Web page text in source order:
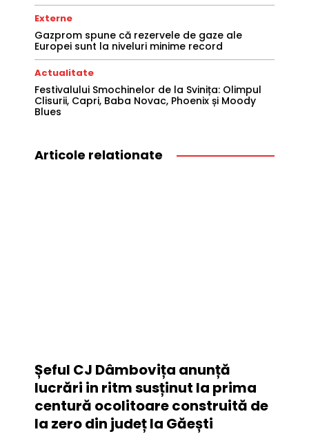
Externe
Gazprom spune că rezervele de gaze ale
Europei sunt la niveluri minime record
Actualitate
Festivalului Smochinelor de la Svinița: Olimpul
Clisurii, Capri, Baba Novac, Phoenix și Moody
Blues
Articole relationate
Șeful CJ Dâmbovița anunță
lucrări in ritm susținut la prima
centură ocolitoare construită de
la zero din județ la Găești